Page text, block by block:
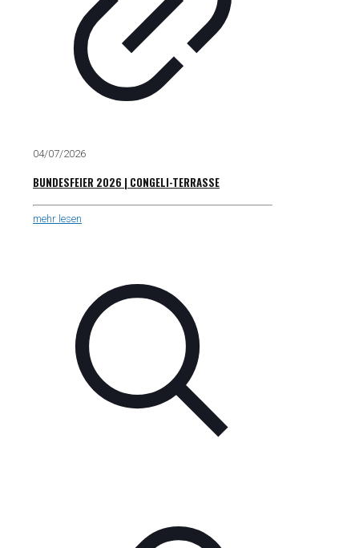
04/07/2026
BUNDESFEIER 2026 | CONGELI-TERRASSE
mehr lesen